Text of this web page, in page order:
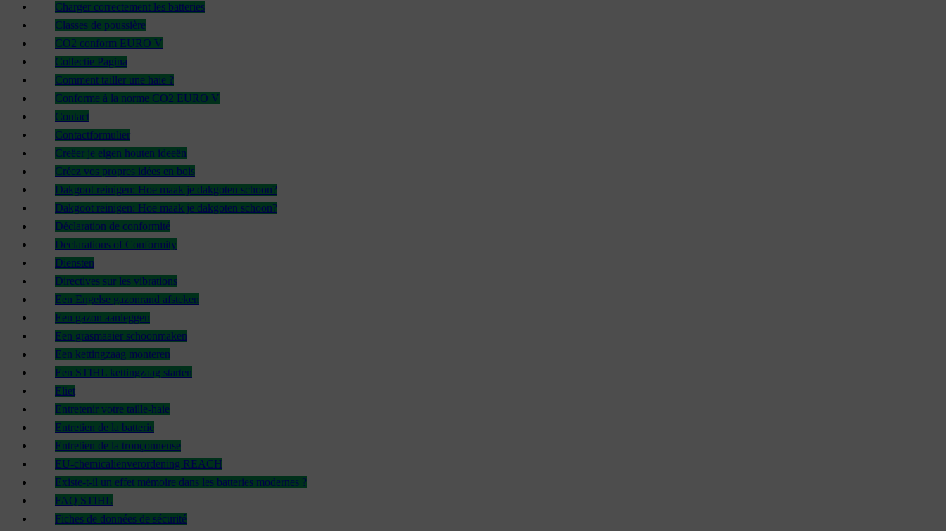
Charger correctement les batteries
Classes de poussière
CO2 conform EURO V
Collectie Pagina
Comment tailler une haie ?
Conforme à la norme CO2 EURO V
Contact
Contactformulier
Creëer je eigen houten ideeën
Créez vos propres idées en bois
Dakgoot reinigen: Hoe maak je dakgoten schoon?
Dakgoot reinigen: Hoe maak je dakgoten schoon?
Déclaration de conformité
Declarations of Conformity
Diensten
Directives sur les vibrations
Een Engelse gazonrand afsteken
Een gazon aanleggen
Een grasmaaier schoonmaken
Een kettingzaag monteren
Een STIHL kettingzaag starten
Eliet
Entretenir votre taille-haie
Entretien de la batterie
Entretien de la tronçonneuse
EU-chemicaliënverordening REACH
Existe-t-il un effet mémoire dans les batteries modernes ?
FAQ STIHL
Fiches de données de sécurité